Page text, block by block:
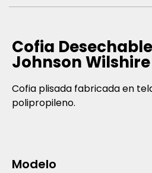
Cofia
Johnson Wilshire
Cofia plisada fabricada en
polipropileno.
Modelo